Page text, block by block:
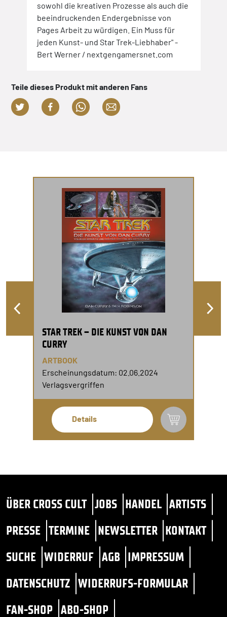
sowohl die kreativen Prozesse als auch die
beeindruckenden Endergebnisse von
Pages Arbeit zu würdigen. Ein Muss für
jeden Kunst- und Star Trek-Liebhaber" -
Bert Werner / nextgengamersnet.com
Teile dieses Produkt mit anderen Fans
STAR TREK – DIE KUNST VON DAN
CURRY
ARTBOOK
Erscheinungsdatum: 02.06.2024
Verlagsvergriffen
Details
ÜBER CROSS CULT JOBS HANDEL ARTISTS
PRESSE TERMINE NEWSLETTER KONTAKT
SUCHE WIDERRUF AGB IMPRESSUM
DATENSCHUTZ WIDERRUFS-FORMULAR
FAN-SHOP ABO-SHOP